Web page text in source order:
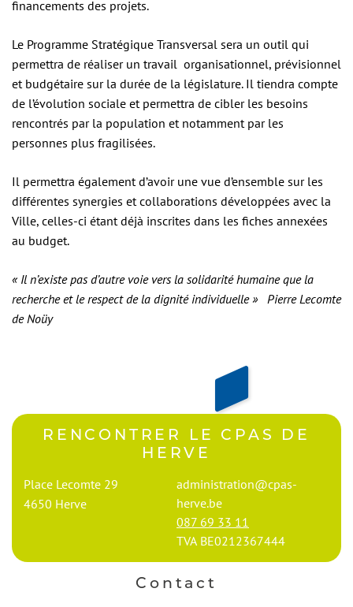
financements des projets.
Le Programme Stratégique Transversal sera un outil qui
permettra de réaliser un travail organisationnel, prévisionnel
et budgétaire sur la durée de la législature. Il tiendra compte
de l’évolution sociale et permettra de cibler les besoins
rencontrés par la population et notamment par les
personnes plus fragilisées.
Il permettra également d’avoir une vue d’ensemble sur les
différentes synergies et collaborations développées avec la
Ville, celles-ci étant déjà inscrites dans les fiches annexées
au budget.
« Il n’existe pas d’autre voie vers la solidarité humaine que la
recherche et le respect de la dignité individuelle » Pierre Lecomte
de Noüy
RENCONTRER LE CPAS DE
HERVE
Place Lecomte 29
4650 Herve
administration@cpas-
herve.be
087 69 33 11
TVA BE0212367444
Contact